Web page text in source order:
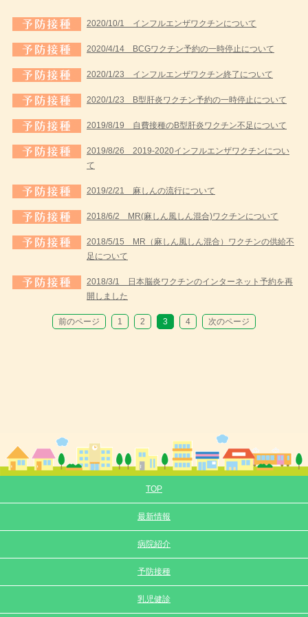
2020/10/1 インフルエンザワクチンについて
2020/4/14 BCGワクチン予約の一時停止について
2020/1/23 インフルエンザワクチン終了について
2020/1/23 B型肝炎ワクチン予約の一時停止について
2019/8/19 自費接種のB型肝炎ワクチン不足について
2019/8/26 2019-2020インフルエンザワクチンについ
て
2019/2/21 麻しんの流行について
2018/6/2 MR(麻しん風しん混合)ワクチンについて
2018/5/15 MR（麻しん風しん混合）ワクチンの供給不
足について
2018/3/1 日本脳炎ワクチンのインターネット予約を再
開しました
前のページ 1 2 3 4 次のページ
TOP
最新情報
病院紹介
予防接種
乳児健診